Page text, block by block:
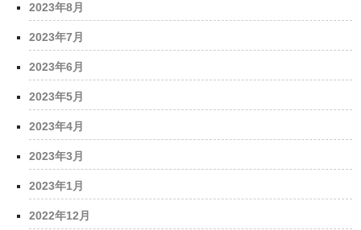
2023年8月
2023年7月
2023年6月
2023年5月
2023年4月
2023年3月
2023年1月
2022年12月